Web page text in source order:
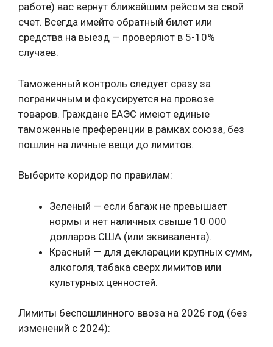
работе) вас вернут ближайшим рейсом за свой
счет. Всегда имейте обратный билет или
средства на выезд — проверяют в 5-10%
случаев.
Таможенный контроль следует сразу за
пограничным и фокусируется на провозе
товаров. Граждане ЕАЭС имеют единые
таможенные преференции в рамках союза, без
пошлин на личные вещи до лимитов.
Выберите коридор по правилам:
Зеленый — если багаж не превышает
нормы и нет наличных свыше 10 000
долларов США (или эквивалента).
Красный — для декларации крупных сумм,
алкоголя, табака сверх лимитов или
культурных ценностей.
Лимиты беспошлинного ввоза на 2026 год (без
изменений с 2024):